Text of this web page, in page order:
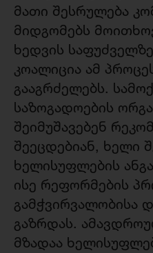
მათი შესრულება
მიდგომებს
ხედვის
კოალიცია ამ
გააგრძელებს.
საზოგადოების
შეიმუშავებენ
შეეცდებიან, ხელი
ხელისუფლების
ისე რეფორმების
გამჭვირვალობისა
გაზრდას.
მზადაა